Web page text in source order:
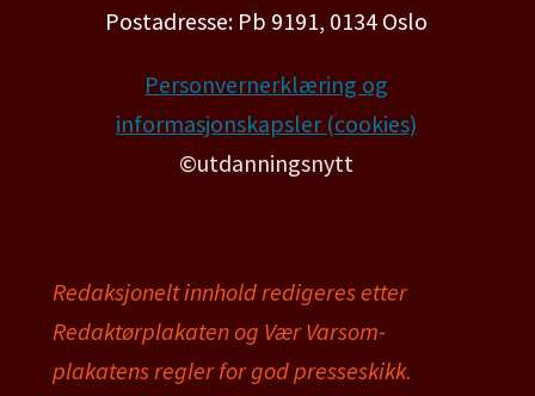
Postadresse: Pb 9191, 0134 Oslo
Personvernerklæring og
informasjonskapsler (cookies)
©utdanningsnytt
Redaksjonelt innhold redigeres etter
Redaktørplakaten og Vær Varsom-
plakatens regler for god presseskikk.